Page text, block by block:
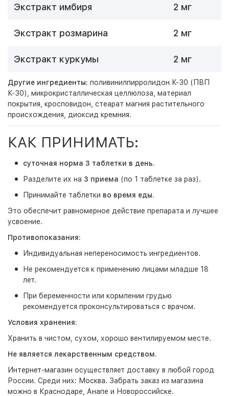
Экстракт имбиря 2 мг
Экстракт розмарина 2 мг
Экстракт куркумы 2 мг
Другие ингредиенты: поливинилпирролидон К-30 (ПВП
К-30), микрокристаллическая целлюлоза, материал
покрытия, кросповидон, стеарат магния растительного
происхождения, диоксид кремния.
КАК ПРИНИМАТЬ:
суточная норма 3 таблетки в день.
Разделите их на 3 приема (по 1 таблетке за раз).
Принимайте таблетки во время еды.
Это обеспечит равномерное действие препарата и лучшее
усвоение.
Противопоказания:
Индивидуальная непереносимость ингредиентов.
Не рекомендуется к применению лицами младше 18
лет.
При беременности или кормлении грудью
рекомендуется проконсультироваться с врачом.
Условия хранения:
Хранить в чистом, сухом, хорошо вентилируемом месте.
Не является лекарственным средством.
Интернет-магазин осуществляет доставку в любой город
России. Среди них: Москва. Забрать заказ из магазина
можно в Краснодаре, Анапе и Новороссийске.